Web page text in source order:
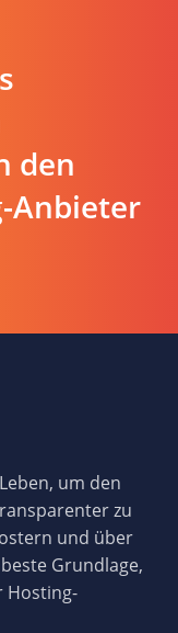
den
Anbieter
um den
zu
und über
Grundlage,
Hosting-